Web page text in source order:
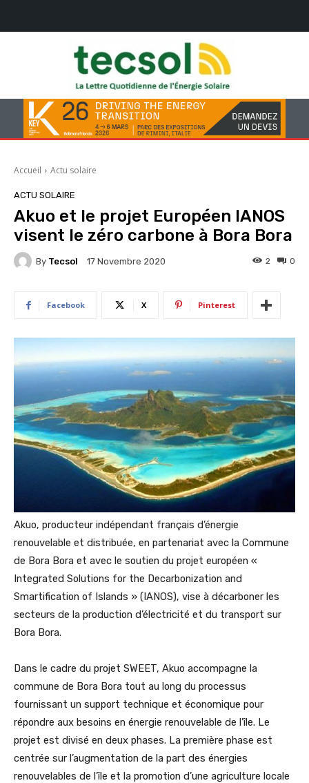
Accueil Actu solaire
ACTU SOLAIRE
Akuo et le projet Européen IANOS
visent le zéro carbone à Bora Bora
By Tecsol 17 Novembre 2020 0
2
Facebook X Pinterest
Akuo, producteur indépendant français d’énergie
renouvelable et distribuée, en partenariat avec la Commune
de Bora Bora et avec le soutien du projet européen «
Integrated Solutions for the Decarbonization and
Smartification of Islands » (IANOS), vise à décarboner les
secteurs de la production d’électricité et du transport sur
Bora Bora.
Dans le cadre du projet SWEET, Akuo accompagne la
commune de Bora Bora tout au long du processus
fournissant un support technique et économique pour
répondre aux besoins en énergie renouvelable de l’île. Le
projet est divisé en deux phases. La première phase est
centrée sur l’augmentation de la part des énergies
renouvelables de l’île et la promotion d’une agriculture locale